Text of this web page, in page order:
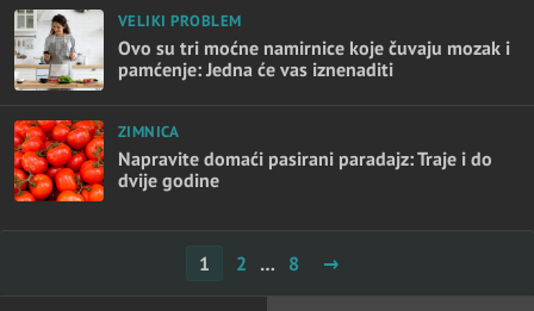
VELIKI PROBLEM
Ovo su tri moćne namirnice koje čuvaju mozak i
pamćenje: Jedna će vas iznenaditi
ZIMNICA
Napravite domaći pasirani paradajz: Traje i do
dvije godine
1 2 … 8 →